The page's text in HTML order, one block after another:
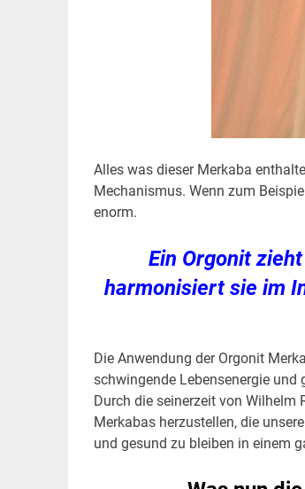
Alles was dieser Merkaba
Mechanismus. Wenn zum
enorm.
Ein Orgonit
harmonisiert sie im
Die Anwendung der Orgonit
schwingende Lebensenergie
Durch die seinerzeit von
Merkabas herzustellen, die
und gesund zu bleiben in einem